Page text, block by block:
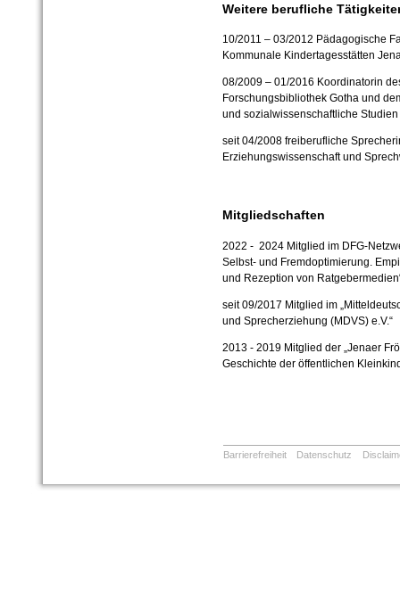
Weitere berufliche
10/2011 – 03/2012 Pädagogische
Kommunale Kindertagesstätten
08/2009 – 01/2016 Koordinatorin
Forschungsbibliothek Gotha und
und sozialwissenschaftliche
seit 04/2008 freiberufliche
Erziehungswissenschaft und
Mitgliedschaften
2022 - 2024 Mitglied im DFG-
Selbst- und Fremdoptimierung.
und Rezeption von
seit 09/2017 Mitglied im
und Sprecherziehung (MDVS) e.V.“
2013 - 2019 Mitglied der „Jenaer
Geschichte der öffentlichen
Barrierefreiheit Datenschutz